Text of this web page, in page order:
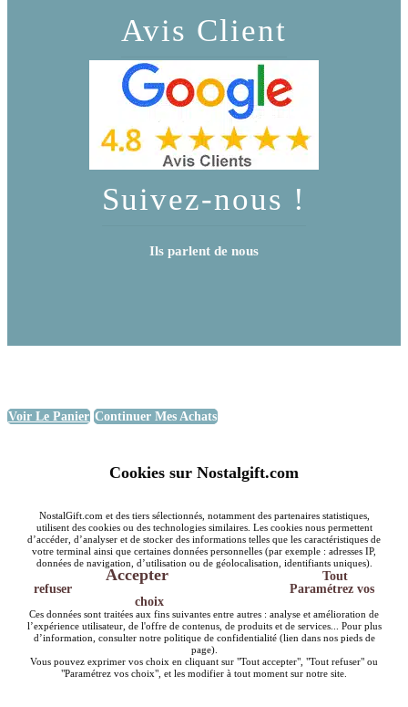
Avis Client
Suivez-nous !
Ils parlent de nous
Voir Le Panier Continuer Mes Achats
Cookies sur Nostalgift.com
NostalGift.com et des tiers sélectionnés, notamment des partenaires statistiques,
utilisent des cookies ou des technologies similaires. Les cookies nous permettent
d’accéder, d’analyser et de stocker des informations telles que les caractéristiques de
votre terminal ainsi que certaines données personnelles (par exemple : adresses IP,
données de navigation, d’utilisation ou de géolocalisation, identifiants uniques).
Accepter
Tout
refuser
Paramétrez vos
choix
Ces données sont traitées aux fins suivantes entre autres : analyse et amélioration de
l’expérience utilisateur, de l'offre de contenus, de produits et de services... Pour plus
d’information, consulter notre politique de confidentialité (lien dans nos pieds de
page).
Vous pouvez exprimer vos choix en cliquant sur "Tout accepter", "Tout refuser" ou
"Paramétrez vos choix", et les modifier à tout moment sur notre site.